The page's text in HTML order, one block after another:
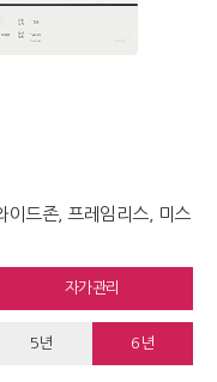
이드존, 프레임리스, 미스
자가관리
5년 6년